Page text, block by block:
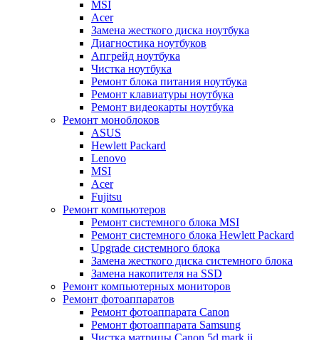
MSI
Acer
Замена жесткого диска ноутбука
Диагностика ноутбуков
Апгрейд ноутбука
Чистка ноутбука
Ремонт блока питания ноутбука
Ремонт клавиатуры ноутбука
Ремонт видеокарты ноутбука
Ремонт моноблоков
ASUS
Hewlett Packard
Lenovo
MSI
Acer
Fujitsu
Ремонт компьютеров
Ремонт системного блока MSI
Ремонт системного блока Hewlett Packard
Upgrade системного блока
Замена жесткого диска системного блока
Замена накопителя на SSD
Ремонт компьютерных мониторов
Ремонт фотоаппаратов
Ремонт фотоаппарата Canon
Ремонт фотоаппарата Samsung
Чистка матрицы Canon 5d mark ii